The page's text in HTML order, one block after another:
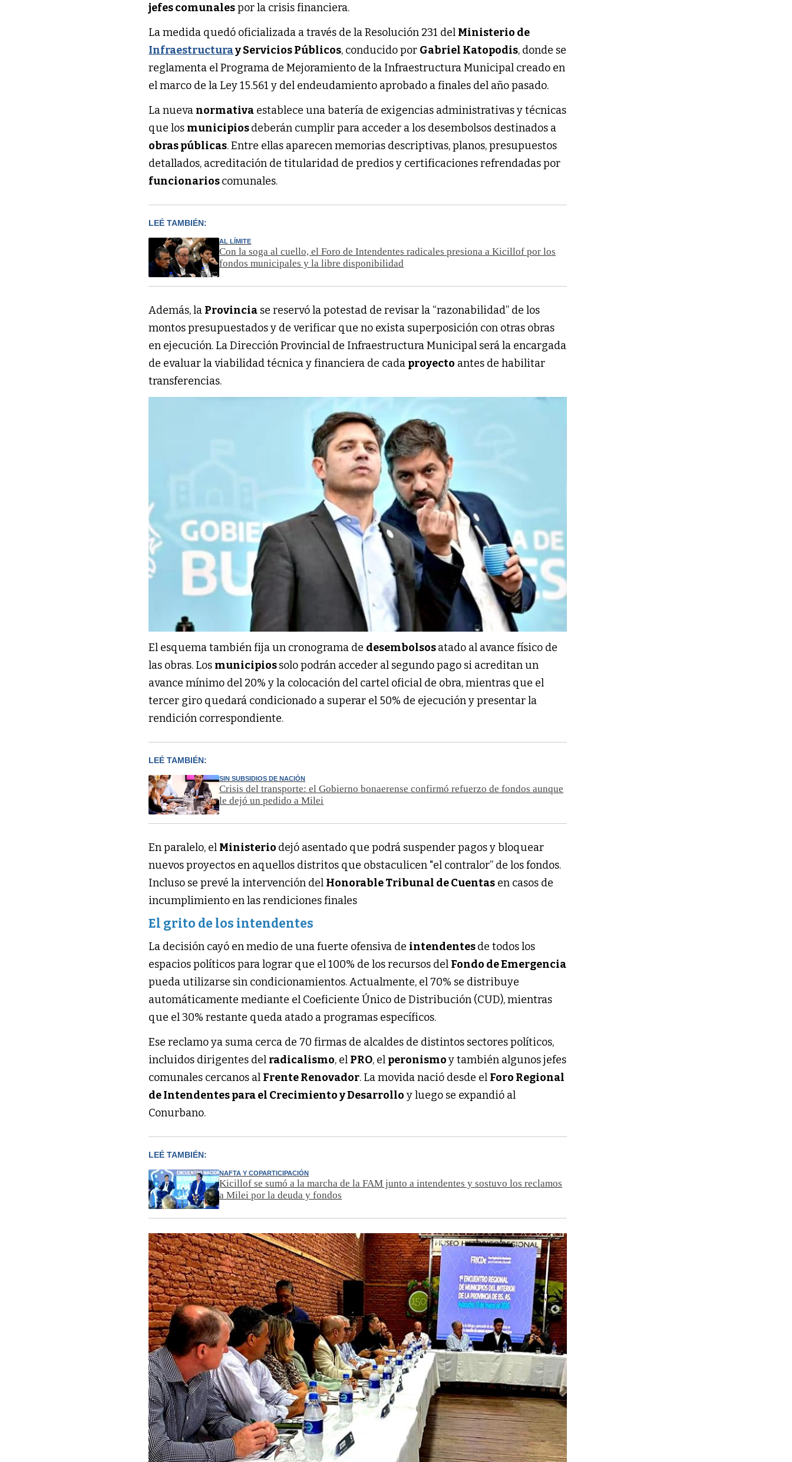
jefes comunalespor la crisis financiera.
La medida quedó oficializada a través de la Resolución 231 del Ministerio de
Infraestructuray Servicios Públicos, conducido por Gabriel Katopodis, donde se
reglamenta el Programa de Mejoramiento de la Infraestructura Municipal creado en
el marco de la Ley 15.561 y del endeudamiento aprobado a finales del año pasado.
La nueva normativa establece una batería de exigencias administrativas y técnicas
que los municipiosdeberán cumplir para acceder a los desembolsos destinados a
obras públicas. Entre ellas aparecen memorias descriptivas, planos, presupuestos
detallados, acreditación de titularidad de predios y certificaciones refrendadas por
funcionarioscomunales.
LEÉ TAMBIÉN:
AL LÍMITE
Con la soga al cuello, el Foro de Intendentes radicales presiona a Kicillof por los
fondos municipales y la libre disponibilidad
Además, la Provincia se reservó la potestad de revisar la “razonabilidad” de los
montos presupuestados y de verificar que no exista superposición con otras obras
en ejecución. La Dirección Provincial de Infraestructura Municipal será la encargada
de evaluar la viabilidad técnica y financiera de cada proyecto antes de habilitar
transferencias.
El esquema también fija un cronograma de desembolsosatado al avance físico de
las obras. Los municipiossolo podrán acceder al segundo pago si acreditan un
avance mínimo del 20% y la colocación del cartel oficial de obra, mientras que el
tercer giro quedará condicionado a superar el 50% de ejecución y presentar la
rendición correspondiente.
LEÉ TAMBIÉN:
SIN SUBSIDIOS DE NACIÓN
Crisis del transporte: el Gobierno bonaerense confirmó refuerzo de fondos aunque
le dejó un pedido a Milei
En paralelo, el Ministerio dejó asentado que podrá suspender pagos y bloquear
nuevos proyectos en aquellos distritos que obstaculicen "el contralor” de los fondos.
Incluso se prevé la intervención del Honorable Tribunal de Cuentas en casos de
incumplimiento en las rendiciones finales
El grito de los intendentes
La decisión cayó en medio de una fuerte ofensiva de intendentesde todos los
espacios políticos para lograr que el 100% de los recursos del Fondo de Emergencia
pueda utilizarse sin condicionamientos. Actualmente, el 70% se distribuye
automáticamente mediante el Coeficiente Único de Distribución (CUD), mientras
que el 30% restante queda atado a programas específicos.
Ese reclamo ya suma cerca de 70 firmas de alcaldes de distintos sectores políticos,
incluidos dirigentes del radicalismo, el PRO, el peronismoy también algunos jefes
comunales cercanos al Frente Renovador. La movida nació desde el Foro Regional
de Intendentes para el Crecimiento y Desarrollo y luego se expandió al
Conurbano.
LEÉ TAMBIÉN:
NAFTA Y COPARTICIPACIÓN
Kicillof se sumó a la marcha de la FAM junto a intendentes y sostuvo los reclamos
a Milei por la deuda y fondos